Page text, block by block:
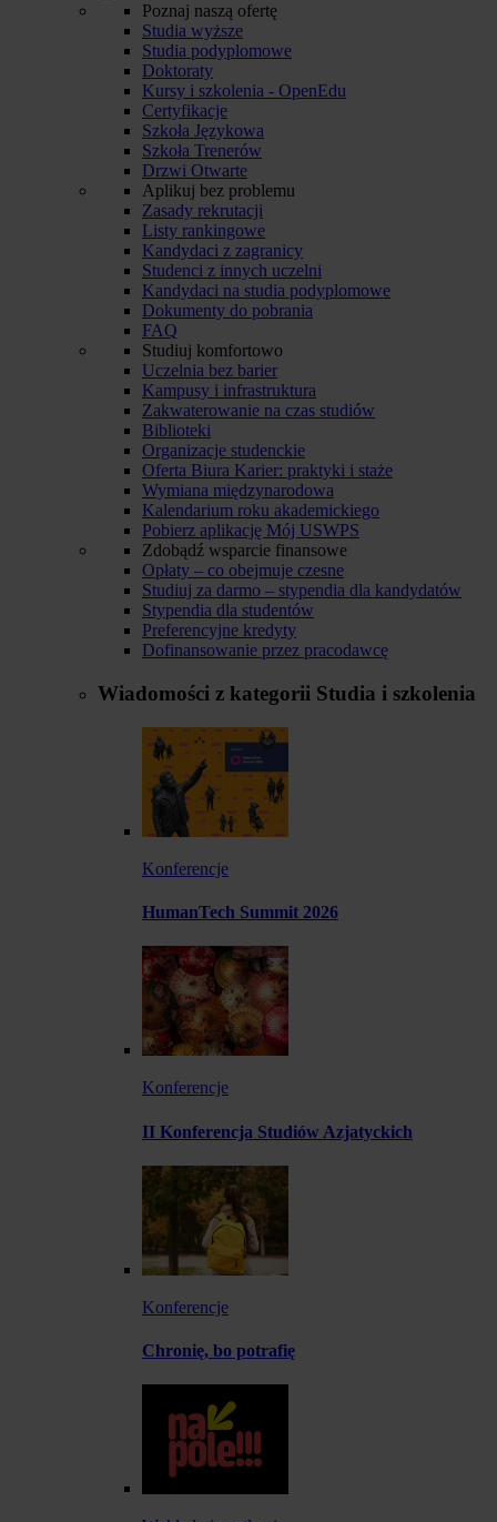
Poznaj naszą ofertę
Studia wyższe
Studia podyplomowe
Doktoraty
Kursy i szkolenia - OpenEdu
Certyfikacje
Szkoła Językowa
Szkoła Trenerów
Drzwi Otwarte
Aplikuj bez problemu
Zasady rekrutacji
Listy rankingowe
Kandydaci z zagranicy
Studenci z innych uczelni
Kandydaci na studia podyplomowe
Dokumenty do pobrania
FAQ
Studiuj komfortowo
Uczelnia bez barier
Kampusy i infrastruktura
Zakwaterowanie na czas studiów
Biblioteki
Organizacje studenckie
Oferta Biura Karier: praktyki i staże
Wymiana międzynarodowa
Kalendarium roku akademickiego
Pobierz aplikację Mój USWPS
Zdobądź wsparcie finansowe
Opłaty – co obejmuje czesne
Studiuj za darmo – stypendia dla kandydatów
Stypendia dla studentów
Preferencyjne kredyty
Dofinansowanie przez pracodawcę
Wiadomości z kategorii Studia i szkolenia
Konferencje
HumanTech Summit 2026
Konferencje
II Konferencja Studiów Azjatyckich
Konferencje
Chronię, bo potrafię